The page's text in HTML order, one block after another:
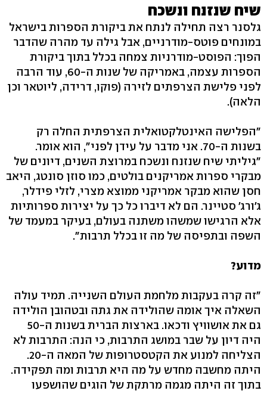
שיח שנזנח ונשכח
גלסנר רצה תחילה לנתח את ביקורת הספרות בישראל
במונחים פוטס-מודרניים, אבל גילה עד מהרה שהדבר
הפוך: הפוסט-מודרניות צמחה בכלל בתוך ביקורת
הספרות עצמה, באמריקה של שנות ה-60, עוד הרבה
לפני פלישת הצרפתים לזירה (פוקו, דרידה, ליוטאר וכן
הלאה).
"הפלישה האינטלקטואלית הצרפתית החלה רק
בשנות ה-70. אני מדבר על עידן לפני", הוא אומר.
"גיליתי שיח שנזנח ונשכח במרוצת השנים, דיונים של
מבקרי ספרות אמריקנים בולטים, כמו סוזן סונטג, היאב
חסן שהוא מבקר אמריקני ממוצא מצרי, לזלי פידלר,
ג'ורג' סטיינר. הם לא דיברו כל כך על יצירות ספרותיות
אלא הרגישו שמשהו משתנה בעולם, בעיקר במעמד של
השפה ובתפיסה של מה זו בכלל תרבות".
מדוע?
"זה קרה בעקבות מלחמת העולם השנייה. תמיד עולה
השאלה איך אומה שהולידה את גתה ובטהובן הולידה
גם את אושוויץ ודכאו. בארצות הברית בשנות ה-50
היה דיון על שבר במושג התרבות, כי הנה: התרבות לא
הצליחה למנוע את הקטסטרופות של המאה ה-20.
היתה מחשבה מחדש על מה היא תרבות ומה תפקידה.
בתוך זה היתה מגמה מרתקת של הוגים שהושפעו